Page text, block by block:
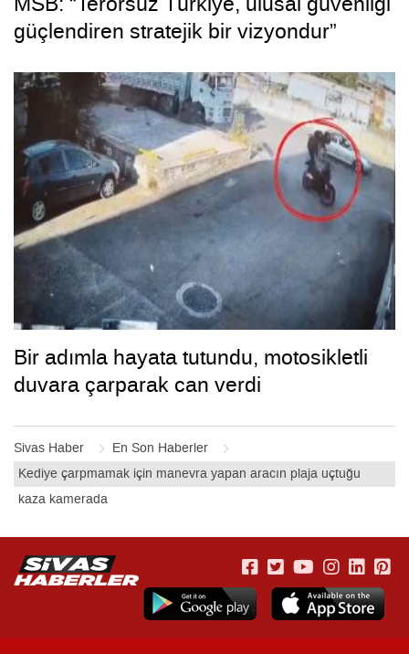
Sivas Haber
En Son Haberler
Kediye çarpmamak için manevra yapan aracın plaja uçtuğu
kaza kamerada
güçlendiren stratejik bir vizyondur”
Bir adımla hayata tutundu, motosikletli
duvara çarparak can verdi